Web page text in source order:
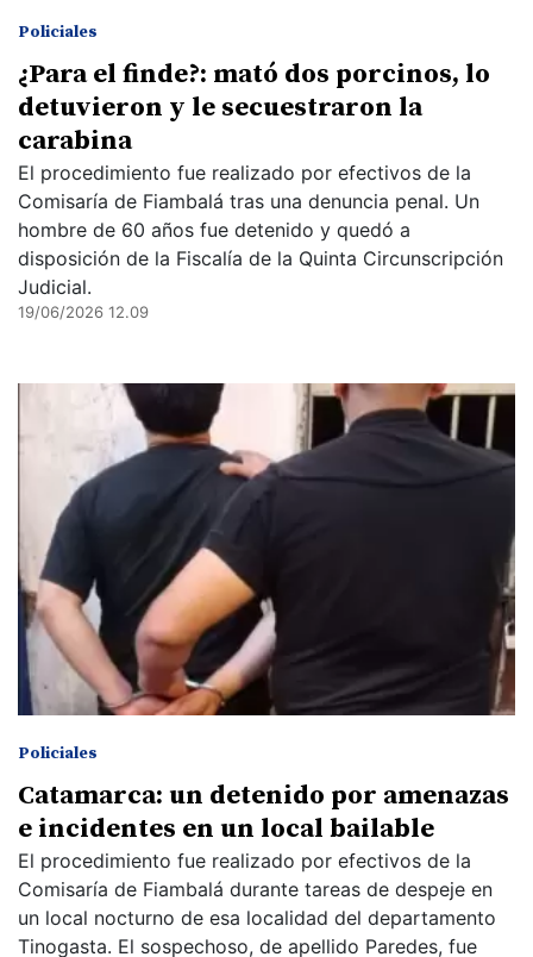
Policiales
¿Para el finde?: mató dos porcinos, lo
detuvieron y le secuestraron la
carabina
El procedimiento fue realizado por efectivos de la
Comisaría de Fiambalá tras una denuncia penal. Un
hombre de 60 años fue detenido y quedó a
disposición de la Fiscalía de la Quinta Circunscripción
Judicial.
19/06/2026 12.09
Policiales
Catamarca: un detenido por amenazas
e incidentes en un local bailable
El procedimiento fue realizado por efectivos de la
Comisaría de Fiambalá durante tareas de despeje en
un local nocturno de esa localidad del departamento
Tinogasta. El sospechoso, de apellido Paredes, fue